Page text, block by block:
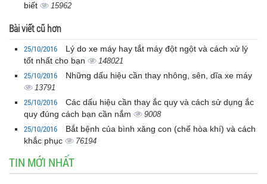
biết
15962
Bài viết cũ hơn
25/10/2016
Lý do xe máy hay tắt máy đột ngột và cách xử lý
tốt nhất cho bạn
148021
25/10/2016 Những dấu hiệu cần thay nhông, sên, dĩa xe máy
13791
25/10/2016
Các dấu hiệu cần thay ắc quy và cách sử dụng ắc
quy đúng cách bạn cần nắm
9008
25/10/2016
Bắt bệnh của bình xăng con (chế hòa khí) và cách
khắc phục
76194
TIN MỚI NHẤT